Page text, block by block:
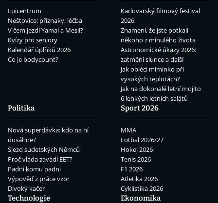
Epicentrum
Neštovice: příznaky, léčba
V čem jezdí Yamal a Mesii?
Kvízy pro seniory
Kalendář úplňků 2026
Co je bodycount?
Karlovarský filmový festival
2026
Znamení, že jste potkali
někoho z minulého života
Astronomické úkazy 2026:
zatmění slunce a další
Jak obléci miminko při
vysokých teplotách?
Jak na dokonalé letní mojito
6 lehkých letních salátů
Politika
Nová superdávka: kdo na ní
dosáhne?
Sjezd sudetských Němců
Proč vláda zavádí EET?
Padni komu padni
Výpověď z práce vzor
Divoký kačer
Sport 2026
MMA
Fotbal 2026/27
Hokej 2026
Tenis 2026
F1 2026
Atletika 2026
Cyklistika 2026
Technologie
Ekonomika